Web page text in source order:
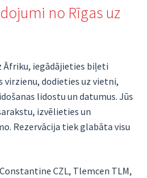
no Rīgas uz
Āfriku, iegādājieties biļeti
virzienu, dodieties uz vietni,
lidostu un datumus. Jūs
izvēlieties un
Rezervācija tiek glabāta visu
CZL, Tlemcen TLM,